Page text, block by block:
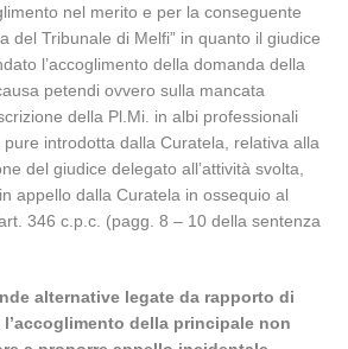
nel merito e per la conseguente
del Tribunale di Melfi” in quanto il giudice
l’accoglimento della domanda della
petendi ovvero sulla mancata
della Pl.Mi. in albi professionali
introdotta dalla Curatela, relativa alla
del giudice delegato all’attività svolta,
appello dalla Curatela in ossequio al
346 c.p.c. (pagg. 8 – 10 della sentenza
alternative legate da rapporto di
della principale non